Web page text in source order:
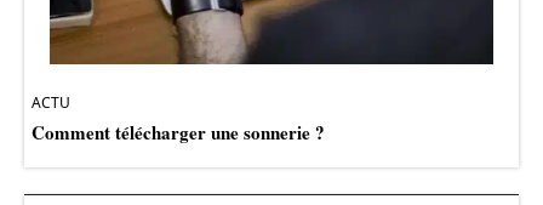
ACTU
Comment télécharger une sonnerie ?